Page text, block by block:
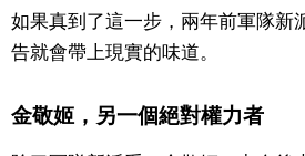
如果真到了這一步，兩年前軍隊新
告就會帶上現實的味道。
金敬姬，另一個絕對權力者